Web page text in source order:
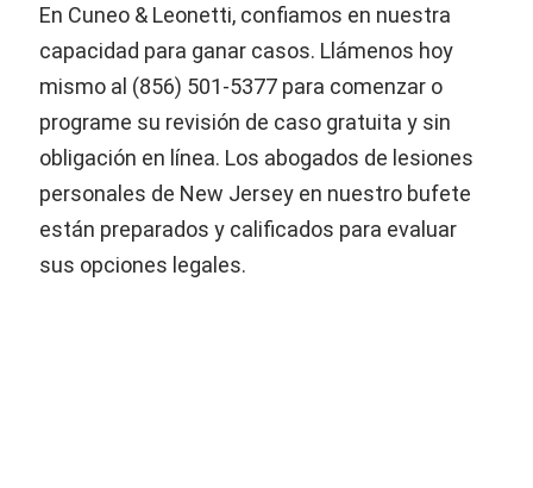
En Cuneo & Leonetti, confiamos en nuestra
capacidad para ganar casos. Llámenos hoy
mismo al (856) 501-5377 para comenzar o
programe su revisión de caso gratuita y sin
obligación en línea. Los abogados de lesiones
personales de New Jersey en nuestro bufete
están preparados y calificados para evaluar
sus opciones legales.